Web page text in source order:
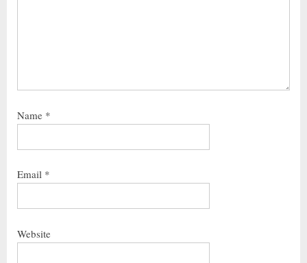
Name *
Email *
Website